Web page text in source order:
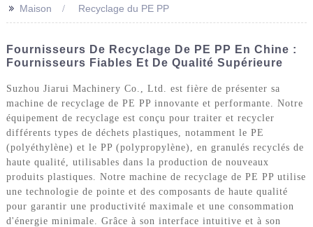
>> Maison Recyclage du PE PP
Fournisseurs De Recyclage De PE PP En Chine :
Fournisseurs Fiables Et De Qualité Supérieure
Suzhou Jiarui Machinery Co., Ltd. est fière de présenter sa
machine de recyclage de PE PP innovante et performante. Notre
équipement de recyclage est conçu pour traiter et recycler
différents types de déchets plastiques, notamment le PE
(polyéthylène) et le PP (polypropylène), en granulés recyclés de
haute qualité, utilisables dans la production de nouveaux
produits plastiques. Notre machine de recyclage de PE PP utilise
une technologie de pointe et des composants de haute qualité
pour garantir une productivité maximale et une consommation
d'énergie minimale. Grâce à son interface intuitive et à son